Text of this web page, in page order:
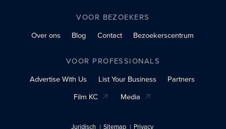
VOOR BEZOEKERS
Over ons
Blog Contact Bezoekerscentrum
VOOR PROFESSIONALS
Advertise With Us
List Your Business
Partners
Film KC
Media
Juridisch Sitemap Privacy